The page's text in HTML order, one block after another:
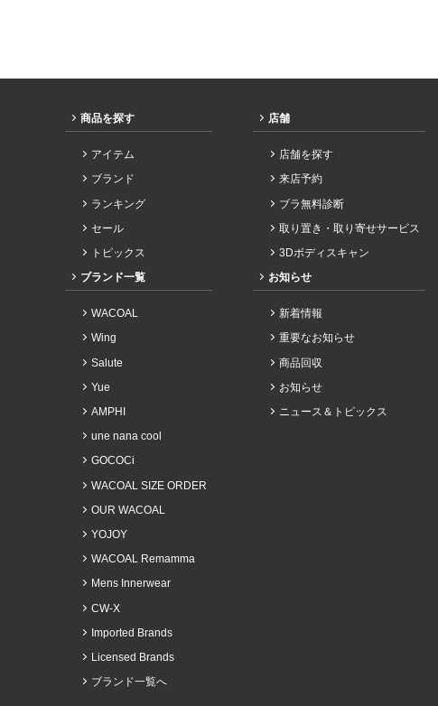
2024年2月
2024年1月
2023年12月
2023年11月
2023年10月
2023年8月
2023年7月
2023年6月
商品を探す
アイテム
ブランド
ランキング
セール
トピックス
ブランド一覧
WACOAL
Wing
Salute
Yue
AMPHI
une nana cool
GOCOCi
WACOAL SIZE ORDER
OUR WACOAL
YOJOY
WACOAL Remamma
Mens Innerwear
CW-X
Imported Brands
Licensed Brands
ブランド一覧へ
店舗
店舗を探す
来店予約
ブラ無料診断
取り置き・取り寄せサービス
3Dボディスキャン
お知らせ
新着情報
重要なお知らせ
商品回収
お知らせ
ニュース＆トピックス